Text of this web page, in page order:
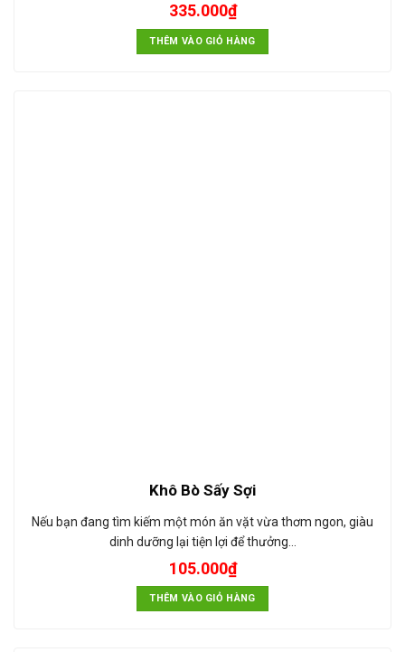
335.000₫
THÊM VÀO GIỎ HÀNG
Khô Bò Sấy Sợi
Nếu bạn đang tìm kiếm một món ăn vặt vừa thơm ngon, giàu
dinh dưỡng lại tiện lợi để thưởng…
105.000₫
THÊM VÀO GIỎ HÀNG